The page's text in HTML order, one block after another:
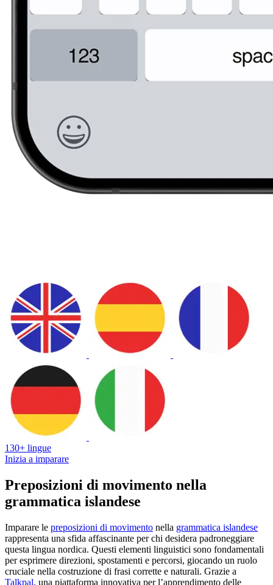
130+ lingue
Inizia a imparare
Preposizioni di movimento nella
grammatica islandese
Imparare le preposizioni di movimento nella grammatica islandese
rappresenta una sfida affascinante per chi desidera padroneggiare
questa lingua nordica. Questi elementi linguistici sono fondamentali
per esprimere direzioni, spostamenti e percorsi, giocando un ruolo
cruciale nella costruzione di frasi corrette e naturali. Grazie a
Talkpal, una piattaforma innovativa per l’apprendimento delle